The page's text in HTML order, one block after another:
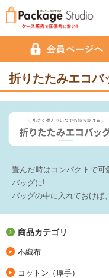
折りたたみエコバ
畳んだ時はコンパクトで可
バッグに!
バッグの中に入れておけば
商品カテゴリ
不織布
コットン（厚手）